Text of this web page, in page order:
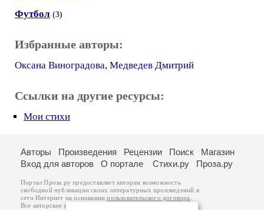
Футбол (3)
Избранные авторы:
Оксана Виноградова, Медведев Дмитрий
Ссылки на другие ресурсы:
Мои стихи
Авторы Произведения Рецензии Поиск
Магазин
Вход для авторов
О портале Стихи.ру Проза.ру
Портал Проза.ру предоставляет авторам возможность
свободной публикации своих литературных произведений в
сети Интернет на основаниипользовательского договора
Все авторские права на произведения принадлежат авторам